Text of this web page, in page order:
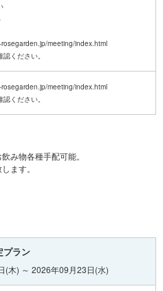
meeting/index.html
meeting/index.html
み物各種手配可能。
ます。
プラン
(木) ～ 2026年09月23日(水)